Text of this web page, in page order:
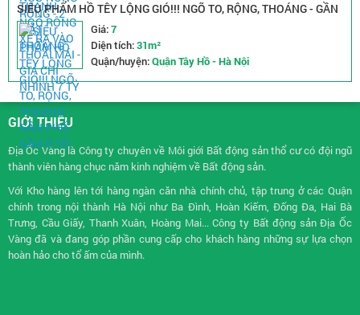
SIÊU PHẨM HỒ TÊY LỘNG GIÓ!!! NGÕ TO, RỘNG, THOÁNG - GẦN
PHỐ, GẦN Ô TÔGiá:7
Diện tích:31m²
Quận/huyện:Quận Tây Hồ - Hà Nội
GIỚI THIỆU
Địa Ốc Vàng là Công ty chuyên về Môi giới Bất động sảnthổ cư có đội ngũ
thành viên hàng chục năm kinh nghiệm về Bất động sản.
Với Kho hàng lên tới hàng ngàn căn nhà chính chủ, tập trung ở các Quận
chính trong nội thành Hà Nội như Ba Đình, Hoàn Kiếm, Đống Đa, Hai Bà
Trưng, Cầu Giấy, Thanh Xuân, Hoàng Mai... Công ty Bất động sản Địa Ốc
Vàng đã và đang góp phần cung cấp cho khách hàng những sự lựa chọn
hoàn hảo cho tổ ấm của mình.